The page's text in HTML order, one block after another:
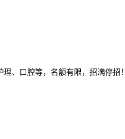
、口腔等，名额有限，招满停招！